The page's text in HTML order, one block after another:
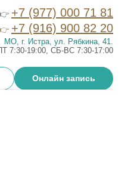
👉 +7 (977) 000 71 81
👉 +7 (916) 900 82 20
МО, г. Истра, ул. Рябкина, 41.
7:30-19:00, СБ-ВС 7:30-17:00
Онлайн запись